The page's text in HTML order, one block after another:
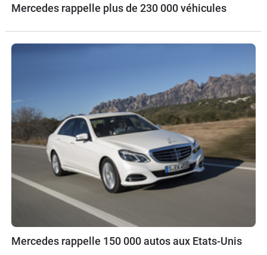
Mercedes rappelle plus de 230 000 véhicules
Mercedes rappelle 150 000 autos aux Etats-Unis